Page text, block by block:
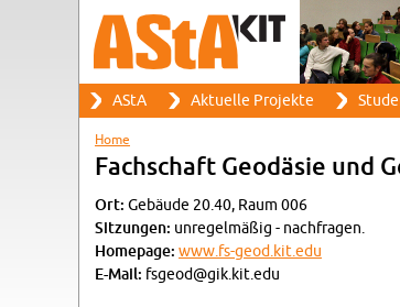
Search form
Search
Main menu
AStA Ak­tuelle Pro­jekte
You are here
Home
Fach­schaft Geodäsie und
Ort: Gebäude 20.40, Raum 006
Sitzun­gen: un­regelmäßig - nach­fra­gen.
Home­page: www.​fs-​geod.​kit.​edu
E-Mail: fsgeod@​gik.​kit.​edu